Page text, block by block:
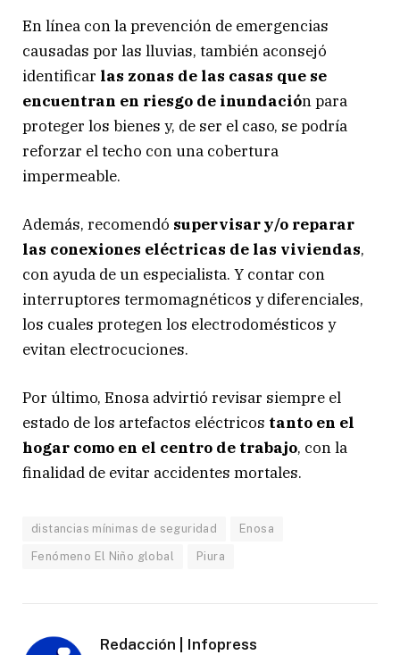
En línea con la prevención de emergencias
causadas por las lluvias, también aconsejó
identificar las zonas de las casas que se
encuentran en riesgo de inundación para
proteger los bienes y, de ser el caso, se podría
reforzar el techo con una cobertura
impermeable.
Además, recomendó supervisar y/o reparar
las conexiones eléctricas de las viviendas,
con ayuda de un especialista. Y contar con
interruptores termomagnéticos y diferenciales,
los cuales protegen los electrodomésticos y
evitan electrocuciones.
Por último, Enosa advirtió revisar siempre el
estado de los artefactos eléctricos tanto en el
hogar como en el centro de trabajo, con la
finalidad de evitar accidentes mortales.
distancias mínimas de seguridad Enosa
Fenómeno El Niño global Piura
Redacción | Infopress